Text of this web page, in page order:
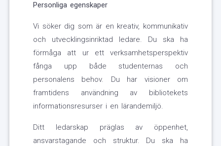
Personliga egenskaper
Vi söker dig som är en kreativ, kommunikativ
och utvecklingsinriktad ledare. Du ska ha
förmåga att ur ett verksamhetsperspektiv
fånga upp både studenternas och
personalens behov. Du har visioner om
framtidens användning av bibliotekets
informationsresurser i en lärandemiljö.
Ditt ledarskap präglas av öppenhet,
ansvarstagande och struktur. Du ska ha